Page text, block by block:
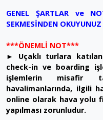
GENEL ŞARTLAR ve
SEKMESİNDEN OKUYUNUZ
***ÖNEMLİ NOT***
► Uçaklı turlara
check-in ve boarding
işlemlerin misafir
havalimanlarında, ilgili
online olarak hava yolu
yapılması zorunludur.